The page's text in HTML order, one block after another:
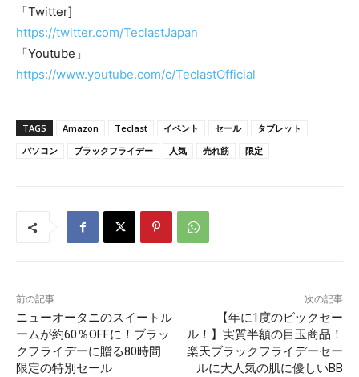
「Twitter]
https://twitter.com/TeclastJapan
「Youtube」
https://www.youtube.com/c/TeclastOfficial
TAGS Amazon Teclast イベント セール
タブレット
パソコン
ブラックフライデー 人気 売れ筋 限定
前の記事
ニューオータニのスイートル
ームが約60％OFFに！ブラッ
クフライデーに贈る80時間
限定の特別セール
次の記事
【年に1度のビックセー
ル！】実質半額の目玉商品！
楽天ブラックフライデーセー
ルに大人気の肌に優しいBB